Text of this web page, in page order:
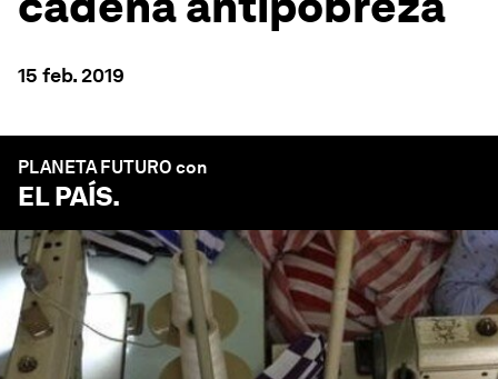
15 feb. 2019
PLANETA FUTURO con
EL PAÍS.